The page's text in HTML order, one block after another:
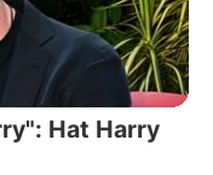
Hat Harry